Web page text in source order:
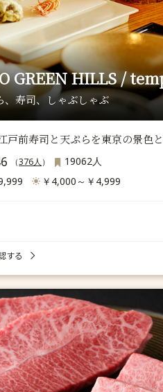
GREEN HILLS /
、寿司、しゃぶしゃぶ
戸前寿司と天ぷらを東京の景色
（376人 ）
19062人
￥4,000～￥4,999
する